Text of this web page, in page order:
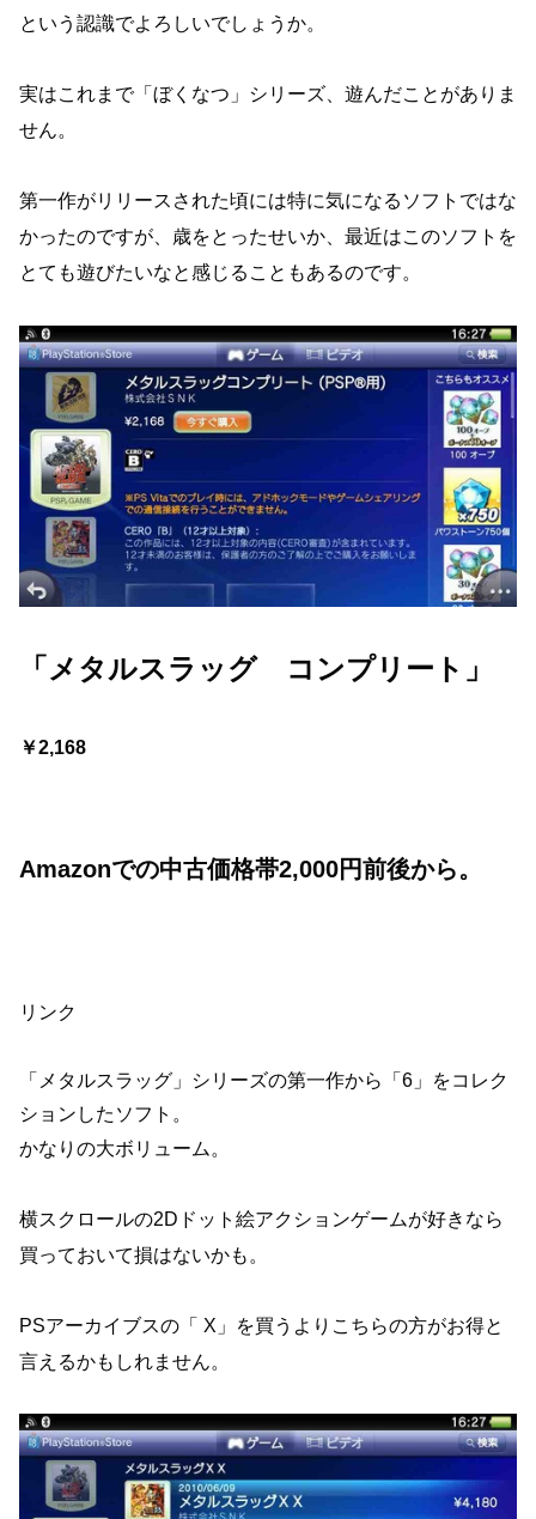
という認識でよろしいでしょうか。
実はこれまで「ぼくなつ」シリーズ、遊んだことがありま
せん。
第一作がリリースされた頃には特に気になるソフトではな
かったのですが、歳をとったせいか、最近はこのソフトを
とても遊びたいなと感じることもあるのです。
「メタルスラッグ コンプリート」
￥2,168
Amazonでの中古価格帯2,000円前後から。
リンク
「メタルスラッグ」シリーズの第一作から「6」をコレク
ションしたソフト。
かなりの大ボリューム。
横スクロールの2Dドット絵アクションゲームが好きなら
買っておいて損はないかも。
PSアーカイブスの「 X」を買うよりこちらの方がお得と
言えるかもしれません。